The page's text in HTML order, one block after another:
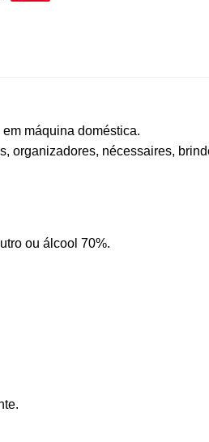
máquina doméstica.
organizadores, nécessaires,
ou álcool 70%.